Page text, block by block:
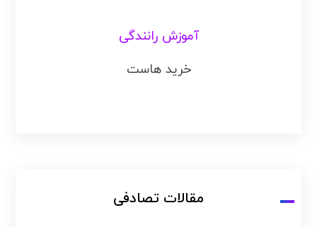
آموزش رانندگی
خرید هاست
مقالات تصادفی